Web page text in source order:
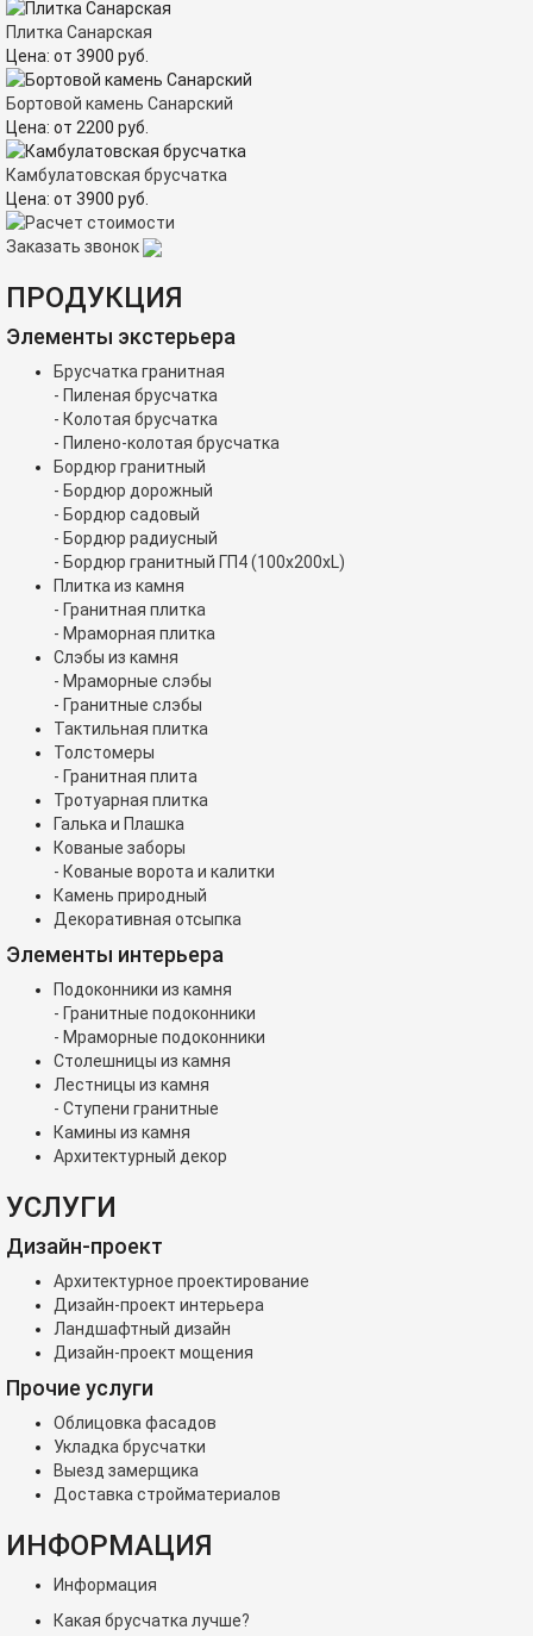
Плитка Санарская
Цена: от 3900 руб.
Бортовой камень Санарский
Цена: от 2200 руб.
Камбулатовская брусчатка
Цена: от 3900 руб.
Заказать звонок
ПРОДУКЦИЯ
Элементы экстерьера
Брусчатка гранитная
- Пиленая брусчатка
- Колотая брусчатка
- Пилено-колотая брусчатка
Бордюр гранитный
- Бордюр дорожный
- Бордюр садовый
- Бордюр радиусный
- Бордюр гранитный ГП4 (100х200хL)
Плитка из камня
- Гранитная плитка
- Мраморная плитка
Слэбы из камня
- Мраморные слэбы
- Гранитные слэбы
Тактильная плитка
Толстомеры
- Гранитная плита
Тротуарная плитка
Галька и Плашка
Кованые заборы
- Кованые ворота и калитки
Камень природный
Декоративная отсыпка
Элементы интерьера
Подоконники из камня
- Гранитные подоконники
- Мраморные подоконники
Столешницы из камня
Лестницы из камня
- Ступени гранитные
Камины из камня
Архитектурный декор
УСЛУГИ
Дизайн-проект
Архитектурное проектирование
Дизайн-проект интерьера
Ландшафтный дизайн
Дизайн-проект мощения
Прочие услуги
Облицовка фасадов
Укладка брусчатки
Выезд замерщика
Доставка стройматериалов
ИНФОРМАЦИЯ
Информация
Какая брусчатка лучше?